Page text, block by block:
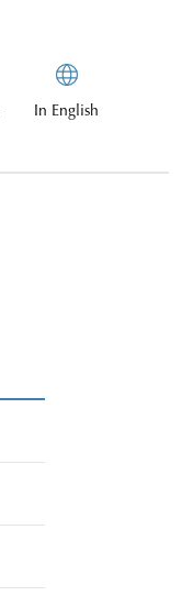
In English